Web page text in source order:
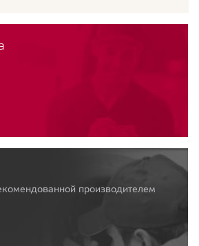
производителем